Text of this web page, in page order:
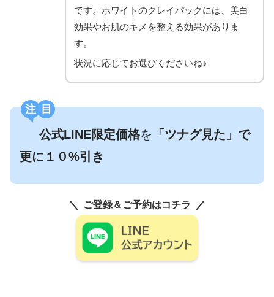
です。ホワイトのクレイパックには、美白
効果やお肌のキメを整える効果がありま
す。
状況に応じてお選びくださいね♪
注目
公式LINE限定価格を 「ツナグ見た」で
更に１０%引き
ご登録＆ご予約はコチラ